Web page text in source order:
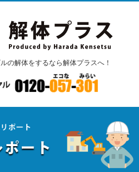
の解体をするなら解体プラスへ！